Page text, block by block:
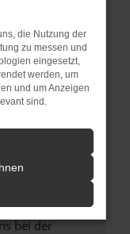
und dein
Stand
ein
dazu
versucht
Du kannst
bei der
die Nutzung der
zu messen und
eingesetzt,
werden, um
und um Anzeigen
sind.